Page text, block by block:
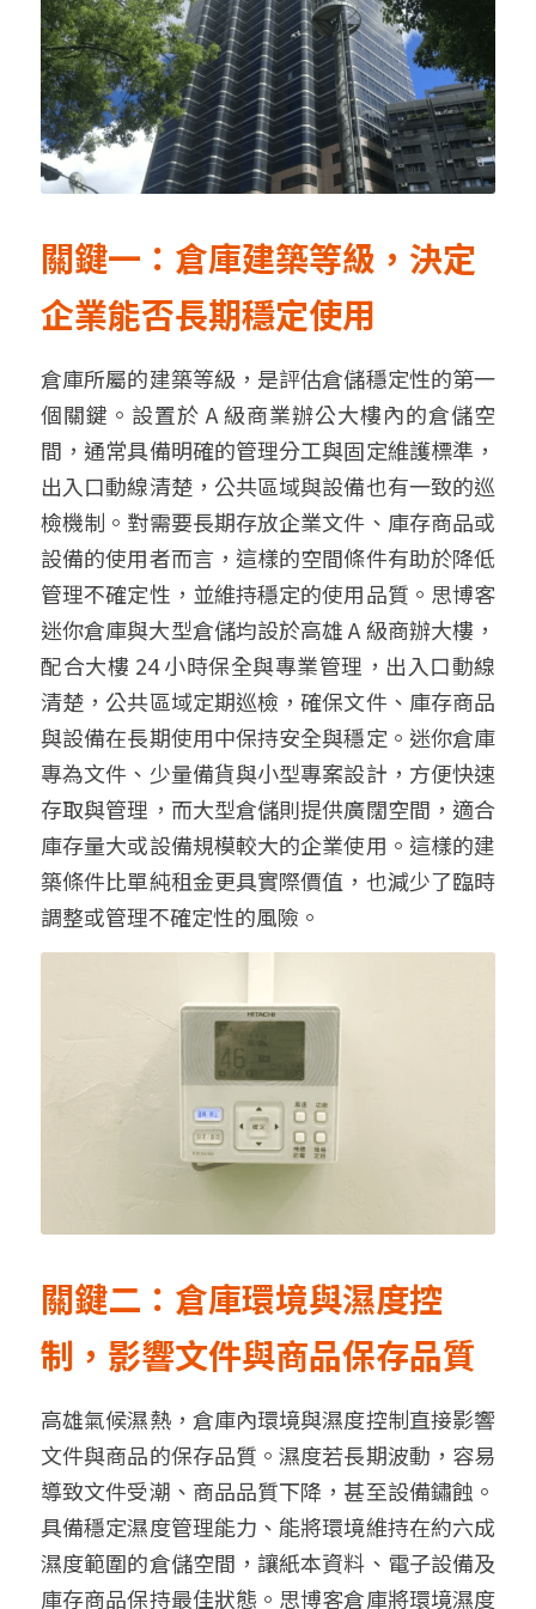
關鍵一：倉庫建築等級，決定
企業能否長期穩定使用
倉庫所屬的建築等級，是評估倉儲穩定性的第一
個關鍵。設置於 A 級商業辦公大樓內的倉儲空
間，通常具備明確的管理分工與固定維護標準，
出入口動線清楚，公共區域與設備也有一致的巡
檢機制。對需要長期存放企業文件、庫存商品或
設備的使用者而言，這樣的空間條件有助於降低
管理不確定性，並維持穩定的使用品質。思博客
迷你倉庫與大型倉儲均設於高雄 A 級商辦大樓，
配合大樓 24 小時保全與專業管理，出入口動線
清楚，公共區域定期巡檢，確保文件、庫存商品
與設備在長期使用中保持安全與穩定。迷你倉庫
專為文件、少量備貨與小型專案設計，方便快速
存取與管理，而大型倉儲則提供廣闊空間，適合
庫存量大或設備規模較大的企業使用。這樣的建
築條件比單純租金更具實際價值，也減少了臨時
調整或管理不確定性的風險。
關鍵二：倉庫環境與濕度控
制，影響文件與商品保存品質
高雄氣候濕熱，倉庫內環境與濕度控制直接影響
文件與商品的保存品質。濕度若長期波動，容易
導致文件受潮、商品品質下降，甚至設備鏽蝕。
具備穩定濕度管理能力、能將環境維持在約六成
濕度範圍的倉儲空間， 讓紙本資料、電子設備及
庫存商品保持最佳狀態。 思博客倉庫將環境濕度